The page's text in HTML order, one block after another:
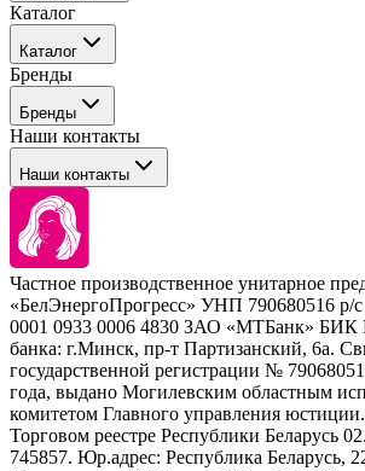
События
Покупателю
Каталог
Каталог
Профессиональные средства для
Сервисные средства
Уход
Стайлинг
Брови и ресницы
Барберинг
Наборы
Расходные материалы
Бренды
Бренды
Tefia
Concept
Kezy
Barex
Sim Sensitive
Kebren
Selective Professional
White Line
Наши контакты
Наши контакты
+ 375 44 7233514
+ 375 29 1649505
info@krasabel.by
Офис: г. Минск, ул. Тимирязева
Частное производственное унитарное
«БелЭнергоПрогресс» УНП 790680516 р/
0001 0933 0006 4830 ЗАО «МТБанк»
банка: г.Минск, пр-т Партизанский, 6а.
государственной регистрации №
года, выдано Могилевским областным
комитетом Главного управления
Торговом реестре Республики Беларусь
745857. Юр.адрес: Республика Беларусь,